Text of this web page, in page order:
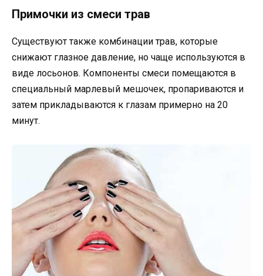
Примочки из смеси трав
Существуют также комбинации трав, которые
снижают глазное давление, но чаще используются в
виде лосьонов. Компоненты смеси помещаются в
специальный марлевый мешочек, пропариваются и
затем прикладываются к глазам примерно на 20
минут.